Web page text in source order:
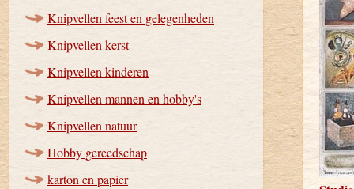
Knipvellen feest en gelegenheden
Knipvellen kerst
Knipvellen kinderen
Knipvellen mannen en hobby's
Knipvellen natuur
Hobby gereedschap
karton en papier